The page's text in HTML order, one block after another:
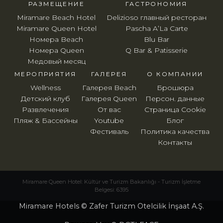
РАЗМЕЩЕНИЕ
Miramare Beach Hotel
Miramare Queen Hotel
Номера Beach
Номера Queen
Медовый месяц
ГАСТРОНОМИЯ
Delizioso главный ресторан
Pascha A’La Carte
Blu Bar
Q Bar & Patisserie
МЕРОПРИЯТИЯ
Wellness
Детский клуб
Развлечения
Пляж & Бассейны
O КОМПАНИИ
Брошюра
Персон. данные
Страница Cookie
Блог
Политика качества
Контакты
ГАЛЕРЕЯ
Галерея Beach
Галерея Queen
От вас
Youtube
Фестиваль
Miramare Queen Hotel: Kültür ve Turizm Bakanlığı - Turizm İşletme
Belgesi: 6395
Miramare Hotels © Zafer Turizm Otelcilik İnşaat A.Ş.